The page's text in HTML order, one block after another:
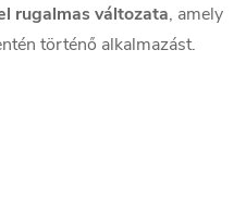
rugalmas változata, amely
történő alkalmazást.